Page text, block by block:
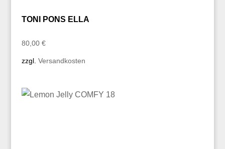
TONI PONS ELLA
80,00 €
zzgl. Versandkosten